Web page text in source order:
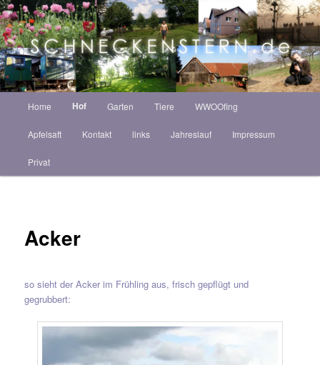
Zum
Inhalt
wechseln
Schneckenstern HOF
ZINT ANNEKATRIN
Home Hof Garten Tiere WWOOfing
Apfelsaft Kontakt links Jahreslauf Impressum
Privat
Acker
so sieht der Acker im Frühling aus, frisch gepflügt und
gegrubbert: